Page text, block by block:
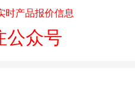
时产品报价信息
公众号